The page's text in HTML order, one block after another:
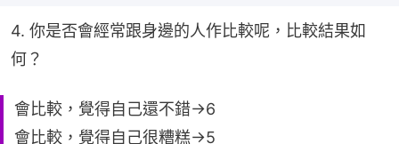
4. 你是否會經常跟身邊的人作比較呢，比較結果如
何？
會比較，覺得自己還不錯→6
會比較，覺得自己很糟糕→5